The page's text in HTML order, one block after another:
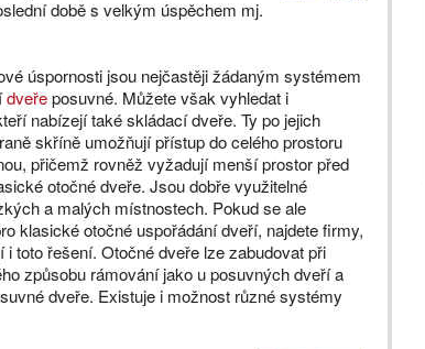
době s velkým úspěchem mj.
úspornosti jsou nejčastěji žádaným systémem
dveřeposuvné. Můžete však vyhledat i
nabízejí také skládací dveře. Ty po jejich
skříně umožňují přístup do celého prostoru
přičemž rovněž vyžadují menší prostor před
otočné dveře. Jsou dobře využitelné
a malých místnostech. Pokud se ale
klasické otočné uspořádání dveří, najdete firmy,
i toto řešení. Otočné dveře lze zabudovat při
způsobu rámování jako u posuvných dveří a
dveře. Existuje i možnost různé systémy